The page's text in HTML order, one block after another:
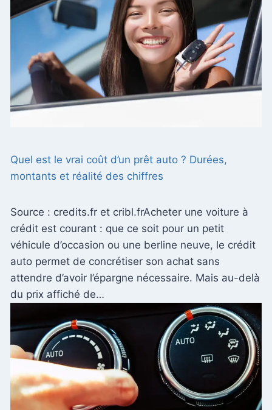
Quel est le vrai coût d’un prêt auto ? Durées,
montants et réalité des chiffres
Source : credits.fr et cribl.frAcheter une voiture à
crédit est courant : que ce soit pour un petit
véhicule d’occasion ou une berline neuve, le crédit
auto permet de concrétiser son achat sans
attendre d’avoir l’épargne nécessaire. Mais au-delà
du prix affiché de…